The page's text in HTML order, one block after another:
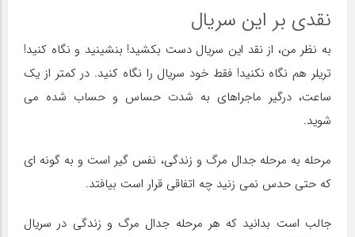
نقدی بر این سریال
به نظر من، از نقد این سریال دست بکشید! بنشینید و نگاه کنید!
تریلر هم نگاه نکنید! فقط خود سریال را نگاه کنید. در کمتر از یک
ساعت، درگیر ماجراهای به شدت حساس و حساب شده می
شوید.
مرحله به مرحله جدال مرگ و زندگی، نفس گیر است و به گونه ای
که حتی حدس نمی زنید چه اتفاقی قرار است بیافتد.
جالب است بدانید که هر مرحله جدال مرگ و زندگی در سریال